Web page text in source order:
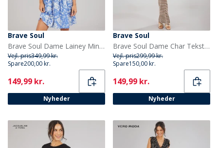
Brave Soul
Brave Soul Dame Lainey Mini Kjole Blå/Hvid
Vejl. pris349,99 kr.
Spare200,00 kr.
Current
149,99 kr.
Nyheder
Brave Soul
Brave Soul Dame Char Tekstureret Maxi Kjole Brun/Cream
Vejl. pris299,99 kr.
Spare150,00 kr.
Current
149,99 kr.
Nyheder